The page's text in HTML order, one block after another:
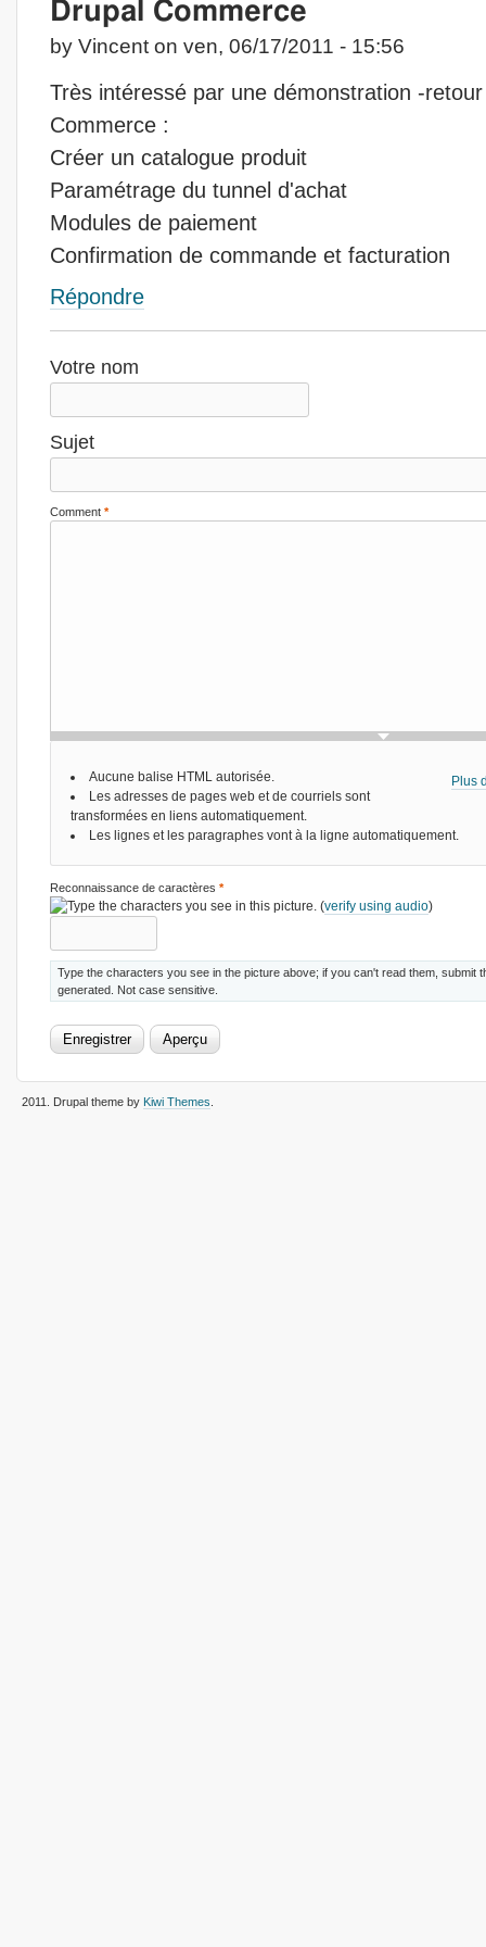
Drupal Commerce
by Vincent on ven, 06/17/2011 - 15:56
Très intéressé par une démonstration -
Commerce :
Créer un catalogue produit
Paramétrage du tunnel d'achat
Modules de paiement
Confirmation de commande et facturation
Répondre
Votre nom
Sujet
Comment *
Plus
Aucune balise HTML autorisée.
Les adresses de pages web et de courriels sont
transformées en liens automatiquement.
Les lignes et les paragraphes vont à la ligne automatiquement.
Reconnaissance de caractères *
(verify using audio)
Type the characters you see in the picture above; if you can't read them, submit
generated. Not case sensitive.
2011 . Drupal theme by Kiwi Themes